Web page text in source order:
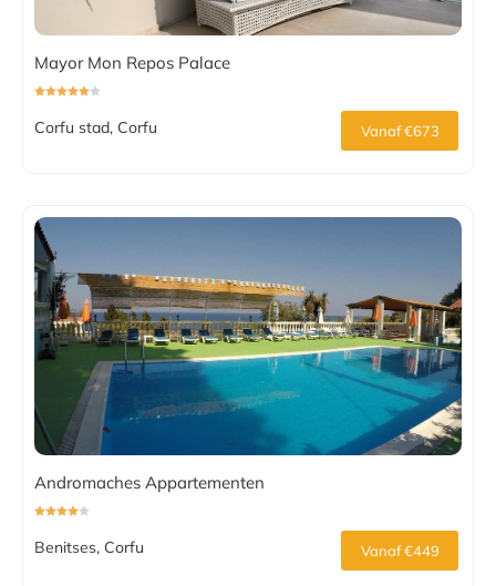
Mayor Mon Repos Palace
Corfu stad, Corfu Vanaf €673
Andromaches Appartementen
Benitses, Corfu Vanaf €449